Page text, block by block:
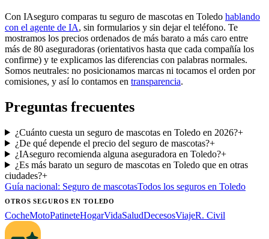
Con IAseguro comparas tu seguro de mascotas en Toledo hablando
con el agente de IA, sin formularios y sin dejar el teléfono. Te
mostramos los precios ordenados de más barato a más caro entre
más de 80 aseguradoras (orientativos hasta que cada compañía los
confirme) y te explicamos las diferencias con palabras normales.
Somos neutrales: no posicionamos marcas ni tocamos el orden por
comisiones, y así lo contamos en transparencia.
Preguntas frecuentes
¿Cuánto cuesta un seguro de mascotas en Toledo en 2026?+
¿De qué depende el precio del seguro de mascotas?+
¿IAseguro recomienda alguna aseguradora en Toledo?+
¿Es más barato un seguro de mascotas en Toledo que en otras
ciudades?+
Guía nacional: Seguro de mascotasTodos los seguros en Toledo
OTROS SEGUROSEN TOLEDO
CocheMotoPatineteHogarVidaSaludDecesosViajeR. Civil